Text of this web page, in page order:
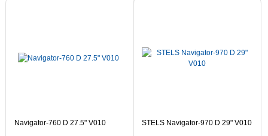
Navigator-760 D 27.5" V010 STELS Navigator-970 D 29" V010